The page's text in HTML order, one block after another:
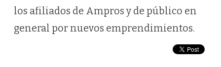
los afiliados de Ampros y de público en
general por nuevos emprendimientos.